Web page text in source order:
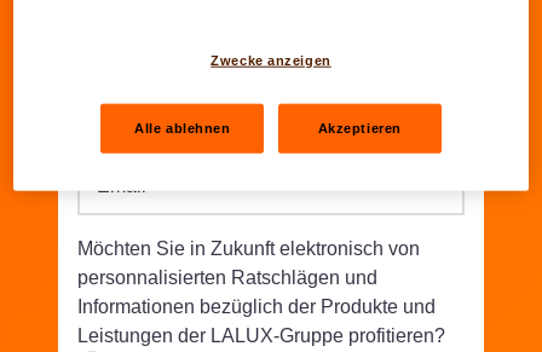
Telefon*
Email
Möchten Sie in Zukunft elektronisch von
personnalisierten Ratschlägen und
Informationen bezüglich der Produkte und
Leistungen der LALUX-Gruppe profitieren?
Zwecke anzeigen
Alle ablehnen Akzeptieren